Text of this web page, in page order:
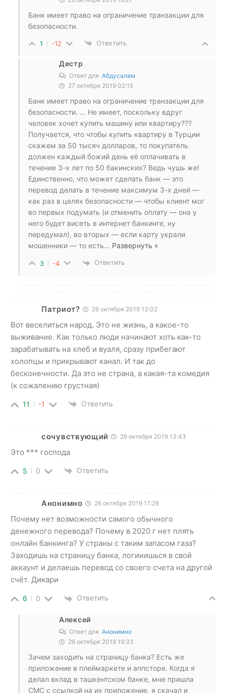
Банк имеет право на ограничение транзакции для
безопасности.
1 -12 Ответить
Дестр
Ответ для Абдусалам
27 октября 2019 02:15
Банк имеет право на ограничение транзакции для
безопасности. … Не имеет, поскольку вдруг
человек хочет купить машину или квартиру???
Получается, что чтобы купить квартиру в Турции
скажем за 50 тысяч долларов, то покупатель
должен каждый божий день её оплачивать в
течение 3-х лет по 50 бакинских? Ведь чушь же!
Единственно, что может сделать банк — это
перевод делать в течение максимум 3-х дней —
как раз в целях безопасности — чтобы клиент мог
во первых подумать (и отменить оплату — она у
него будет висеть в интернет банкинге, ну
передумал), во вторых — если карту украли
мошенники — то есть… Развернуть »
3 -4 Ответить
Патриот? 26 октября 2019 13:02
Вот веселиться народ. Это не жизнь, а какое-то
выживание. Как только люди начинают хоть как-то
зарабатывать на хлеб и вуаля, сразу прибегают
холопцы и прикрывают канал. И так до
бесконечности. Да это не страна, а какая-та комедия
(к сожалению грустная)
11 -1 Ответить
сочувствующий 26 октября 2019 13:43
Это *** господа ‍
5 0 Ответить
Анонимно 26 октября 2019 17:28
Почему нет возможности самого обычного
денежного перевода? Почему в 2020 г нет плять
онлайн банкинга? У страны с таким запасом газа?
Заходишь на страницу банка, логинишься в свой
аккаунт и делаешь перевод со своего счета на другой
счёт. Дикари
6 0 Ответить
Алексей
Ответ для Анонимно
26 октября 2019 19:33
Зачем заходить на страницу банка? Есть же
приложение в плеймаркете и аппсторе. Когда я
делал вклад в ташкентском банке, мне пришла
СМС с ссылкой на их приложение, я скачал и